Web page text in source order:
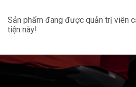
Sản phẩm đang được quản trị viên
tiện này!